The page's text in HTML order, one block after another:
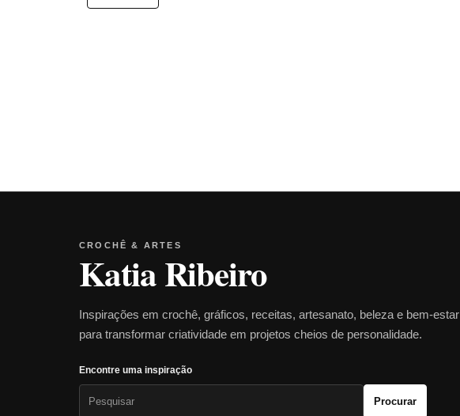
CROCHÊ & ARTES
Katia Ribeiro
Inspirações em crochê, gráficos, receitas, artesanato, beleza e bem-estar
para transformar criatividade em projetos cheios de personalidade.
Encontre uma inspiração
Procurar